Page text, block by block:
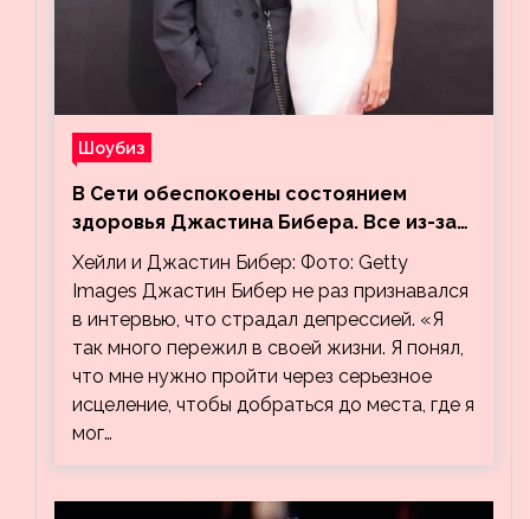
Шоубиз
В Сети обеспокоены состоянием
здоровья Джастина Бибера. Все из-за
видео, на котором его успокаивает
Хейли
Хейли и Джастин Бибер: Фото: Getty
Images Джастин Бибер не раз признавался
в интервью, что страдал депрессией. «Я
так много пережил в своей жизни. Я понял,
что мне нужно пройти через серьезное
исцеление, чтобы добраться до места, где я
мог…